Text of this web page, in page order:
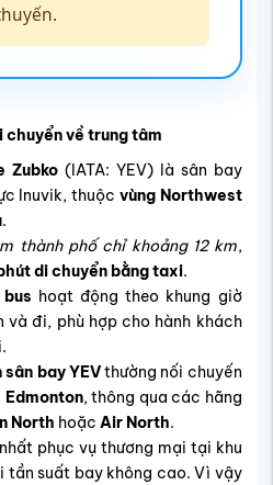
chuyển về trung tâm
Zubko(IATA: YEV) là sân bay
Inuvik, thuộc vùng Northwest
.
thành phố chỉ khoảng 12 km,
di chuyển bằng taxi.
hoạt động theo khung giờ
và đi, phù hợp cho hành khách
sân bay YEVthường nối chuyến
, thông qua các hãng
North hoặc Air North.
phục vụ thương mại tại khu
tần suất bay không cao. Vì vậy